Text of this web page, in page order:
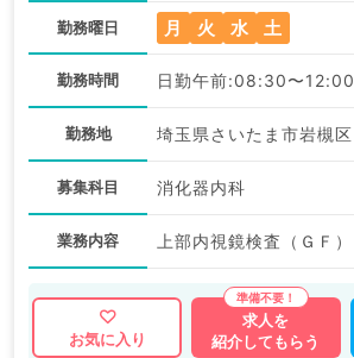
勤務曜日 月 火 水 土
勤務時間 日勤午前:08:30〜12:00
勤務地 埼玉県さいたま市岩槻区
募集科目 消化器内科
業務内容 上部内視鏡検査（ＧＦ）
お気に入り
求人を
紹介してもらう